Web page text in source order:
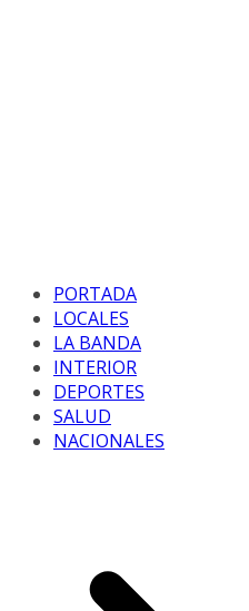
PORTADA
LOCALES
LA BANDA
INTERIOR
DEPORTES
SALUD
NACIONALES